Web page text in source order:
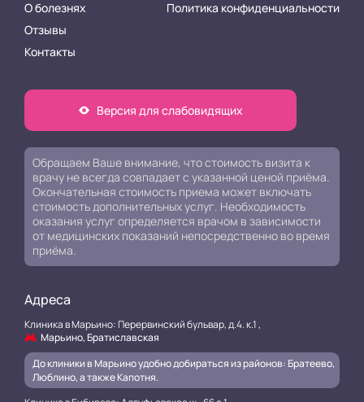
О болезнях
Отзывы
Контакты
Политика конфиденциальности
Версия для слабовидящих
Обращаем Ваше внимание, что стоимость визита к
врачу не всегда совпадает с указанной ценой приёма.
Окончательная стоимость приема может включать
стоимость дополнительных услуг. Необходимость
оказания услуг определяется врачом в зависимости
от медицинских показаний непосредственно во время
приёма.
Адреса
Клиника в Марьино: Перервинский бульвар, д.4. к.1 ,
Марьино, Братиславская
До клиники в Марьино удобно добираться из районов: Братеево,
Люблино, а также Капотня.